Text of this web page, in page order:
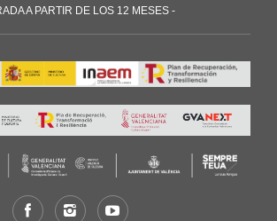
A PARTIR DE LOS 12 MESES -